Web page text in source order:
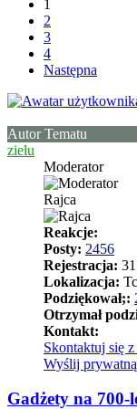
1
2
3
4
Następna
Autor Tematu
zielu
Moderator
Rajca
Reakcje:
Posty: 2456
Rejestracja:
Lokalizacja:
Podziękował;:
Otrzymał
Kontakt:
Skontaktuj się
Wyślij
Gadżety na 700-